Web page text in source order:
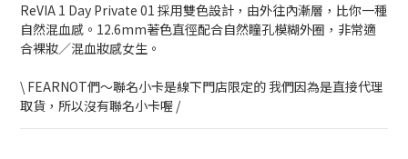
ReVIA 1 Day Private 01 採用雙色設計，由外往內漸層，比你一種
自然混血感。12.6mm著色直徑配合自然瞳孔模糊外圈，非常適
合裸妝／混血妝感女生。
\ FEARNOT們～聯名小卡是線下門店限定的 我們因為是直接代理
取貨，所以沒有聯名小卡喔 /